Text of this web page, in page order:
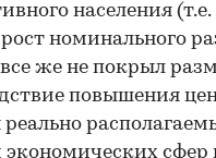
населения (т.е.
номинального
же не покрыл
повышения
сфер